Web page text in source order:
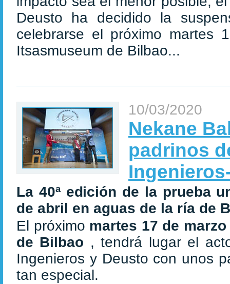
Deusto ha decidido la
celebrarse el próximo
Itsasmuseum de Bilbao...
10/03/2020
Nekane
padrinos
La 40ª edición de la prueba
de abril en aguas de la ría de
El próximo martes 17 de
de Bilbao , tendrá lugar el
Ingenieros y Deusto con unos
tan especial.